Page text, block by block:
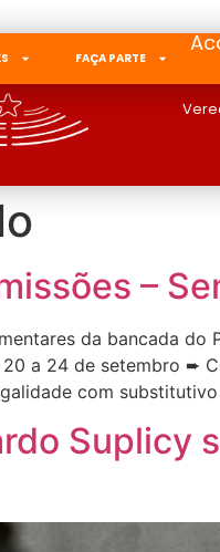
FAÇA PARTE
–
da bancada
20 a 24 de setembro ➨
com
Suplicy